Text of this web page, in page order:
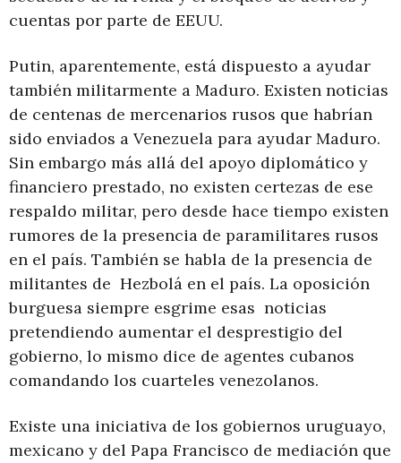
cuentas por parte de EEUU.
Putin, aparentemente, está dispuesto a ayudar
también militarmente a Maduro. Existen noticias
de centenas de mercenarios rusos que habrían
sido enviados a Venezuela para ayudar Maduro.
Sin embargo más allá del apoyo diplomático y
financiero prestado, no existen certezas de ese
respaldo militar, pero desde hace tiempo existen
rumores de la presencia de paramilitares rusos
en el país. También se habla de la presencia de
militantes de Hezbolá en el país. La oposición
burguesa siempre esgrime esas noticias
pretendiendo aumentar el desprestigio del
gobierno, lo mismo dice de agentes cubanos
comandando los cuarteles venezolanos.
Existe una iniciativa de los gobiernos uruguayo,
mexicano y del Papa Francisco de mediación que